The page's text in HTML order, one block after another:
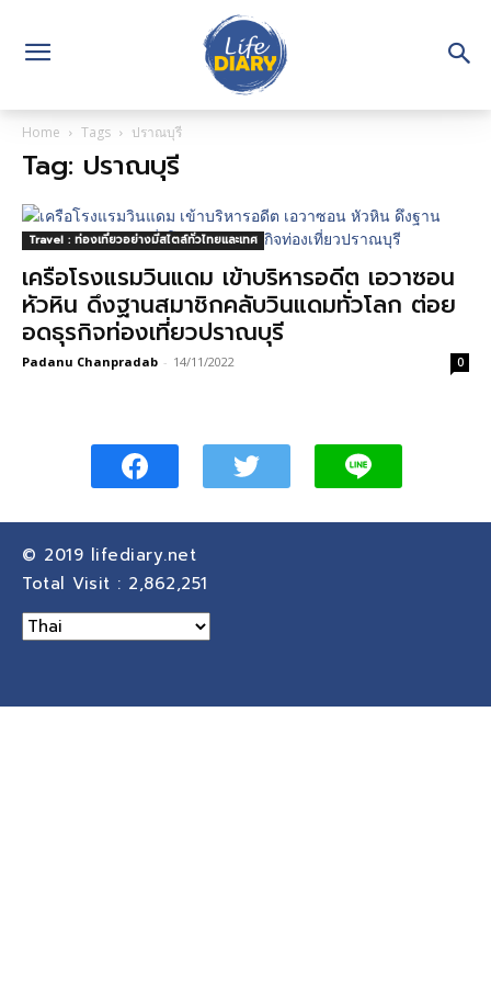
Home Tags ปราณบุรี
Tag: ปราณบุรี
Travel : ท่องเที่ยวอย่างมีสไตล์ทั่วไทยและเทศ
เครือโรงแรมวินแดม เข้าบริหารอดีต เอวาซอน
หัวหิน ดึงฐานสมาชิกคลับวินแดมทั่วโลก ต่อย
อดธุรกิจท่องเที่ยวปราณบุรี
Padanu Chanpradab - 14/11/2022 0
© 2019 lifediary.net
Total Visit : 2,862,251